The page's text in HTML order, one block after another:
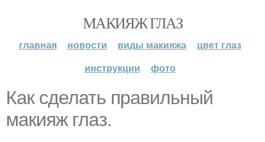
МАКИЯЖ ГЛАЗ
главная новости виды макияжа
цвет глаз
инструкции
фото
Как сделать правильный
макияж глаз.